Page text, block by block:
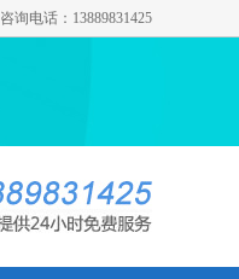
咨询电话：13889831425